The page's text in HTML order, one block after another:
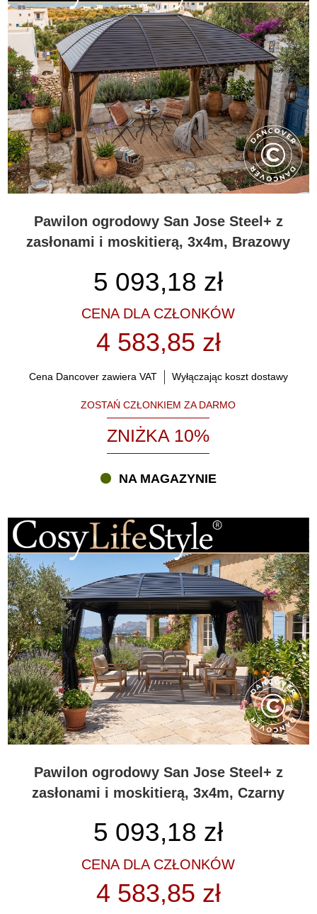
Pawilon ogrodowy San Jose Steel+ z
zasłonami i moskitierą, 3x4m, Brazowy
5 093,18 zł
CENA DLA CZŁONKÓW
4 583,85 zł
Cena Dancover zawiera VAT Wyłączając koszt dostawy
ZOSTAŃ CZŁONKIEM ZA DARMO
ZNIŻKA 10%
NA MAGAZYNIE
Pawilon ogrodowy San Jose Steel+ z
zasłonami i moskitierą, 3x4m, Czarny
5 093,18 zł
CENA DLA CZŁONKÓW
4 583,85 zł